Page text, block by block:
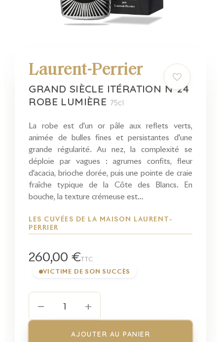
Laurent-Perrier
GRAND SIÈCLE ITÉRATION N°24
ROBE LUMIÈRE 75cl
La robe est d'un or pâle aux reflets verts,
animée de bulles fines et persistantes d'une
grande régularité. Au nez, la complexité se
déploie par vagues : agrumes confits, fleur
d'acacia, brioche dorée, puis une pointe de craie
fraîche typique de la Côte des Blancs. En
bouche, la texture crémeuse est…
LES CUVÉES DE LA MAISON LAURENT-
PERRIER
260,00 €TTC
VICTIME DE SON SUCCÈS
− 1 +
AJOUTER AU PANIER